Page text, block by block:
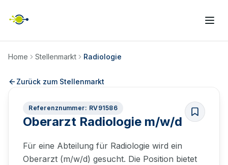
Home Stellenmarkt Radiologie
Zurück zum Stellenmarkt
Referenznummer: RV91586
Oberarzt Radiologie m/w/d
Für eine Abteilung für Radiologie wird ein
Oberarzt (m/w/d) gesucht. Die Position bietet